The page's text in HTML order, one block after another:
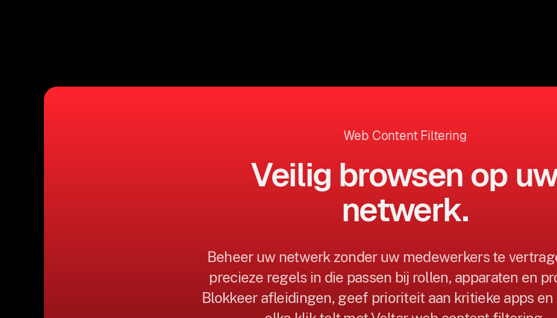
Web Content Filtering
Veilig browsen op
netwerk.
Beheer uw netwerk zonder uw medewerkers te
precieze regels in die passen bij rollen, apparaten en
Blokkeer afleidingen, geef prioriteit aan kritieke apps en